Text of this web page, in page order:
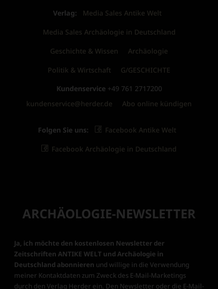
Verlag: Media Sales Antike Welt
Media Sales Archäologie in Deutschland
Geschichte & Wissen Archäologie
Politik & Wirtschaft G/GESCHICHTE
Kundenservice +49 761 2717200
kundenservice@herder.de
Abo online kündigen
Folgen Sie uns: Facebook Antike Welt
Facebook Archäologie in Deutschland
ARCHÄOLOGIE-NEWSLETTER
Ja, ich möchte den kostenlosen Newsletter der
Zeitschriften ANTIKE WELT und Archäologie in
Deutschland abonnieren und willige in die Verwendung
meiner Kontaktdaten zum Zweck des E-Mail-Marketings
durch den Verlag Herder ein. Den Newsletter oder die E-Mail-